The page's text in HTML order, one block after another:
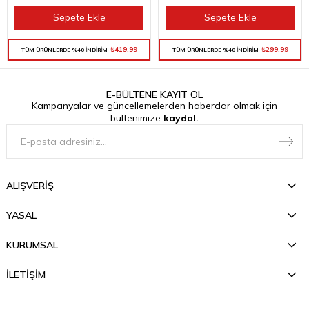
TÜM ÜRÜNLERDE %40 İNDİRİM ₺419,99
Sepete Ekle
TÜM ÜRÜNLERDE %40 İNDİRİM ₺299,99
Sepete Ekle
E-BÜLTENE KAYIT OL
Kampanyalar ve güncellemelerden haberdar olmak için
bültenimize kaydol.
ALIŞVERİŞ
YASAL
KURUMSAL
İLETİŞİM